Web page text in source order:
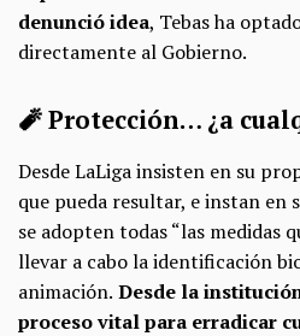
denunció idea, Tebas ha
directamente al Gobierno.
🧨 Protección… ¿a
Desde LaLiga insisten en su
que pueda resultar, e instan en
se adopten todas “las medidas
llevar a cabo la identificación
animación. Desde la
proceso vital para erradicar